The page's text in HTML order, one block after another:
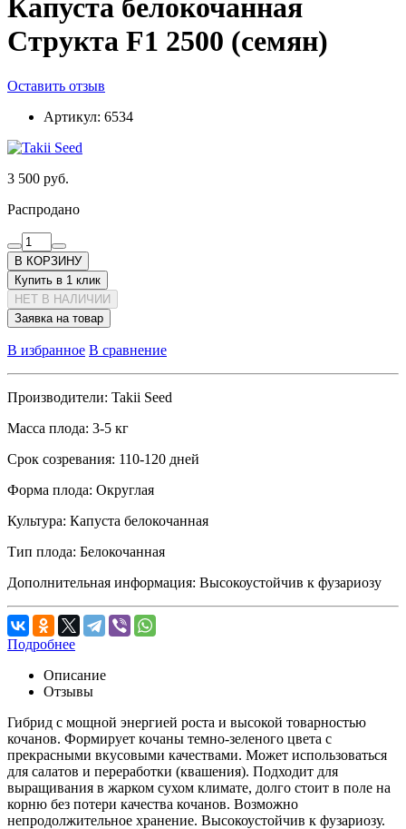
Капуста белокочанная
Структа F1 2500 (семян)
Оставить отзыв
Артикул: 6534
3 500 руб.
Распродано
В КОРЗИНУ
Купить в 1 клик
НЕТ В НАЛИЧИИ
Заявка на товар
В избранное В сравнение
Производители: Takii Seed
Масса плода: 3-5 кг
Срок созревания: 110-120 дней
Форма плода: Округлая
Культура: Капуста белокочанная
Тип плода: Белокочанная
Дополнительная информация: Высокоустойчив к фузариозу
Подробнее
Описание
Отзывы
Гибрид с мощной энергией роста и высокой товарностью
кочанов. Формирует кочаны темно-зеленого цвета с
прекрасными вкусовыми качествами. Может использоваться
для салатов и переработки (квашения). Подходит для
выращивания в жарком сухом климате, долго стоит в поле на
корню без потери качества кочанов. Возможно
непродолжительное хранение. Высокоустойчив к фузариозу.